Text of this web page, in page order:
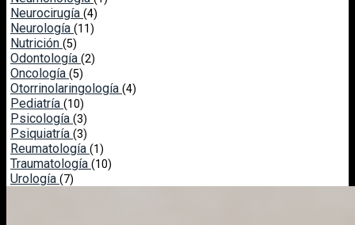
Neurocirugía (4)
Neurología (11)
Nutrición (5)
Odontología (2)
Oncología (5)
Otorrinolaringología (4)
Pediatría (10)
Psicología (3)
Psiquiatría (3)
Reumatología (1)
Traumatología (10)
Urología (7)